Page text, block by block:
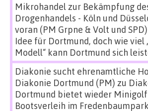
Mikrohandel zur Bekämpfung
Drogenhandels - Köln und
voran (PM Grpne & Volt und SPD)
Idee für Dortmund, doch wie viel
Modell“ kann Dortmund sich
Diakonie sucht ehrenamtliche
Diakonie Dortmund (PM) zu
Dortmund bietet wieder
Bootsverleih im